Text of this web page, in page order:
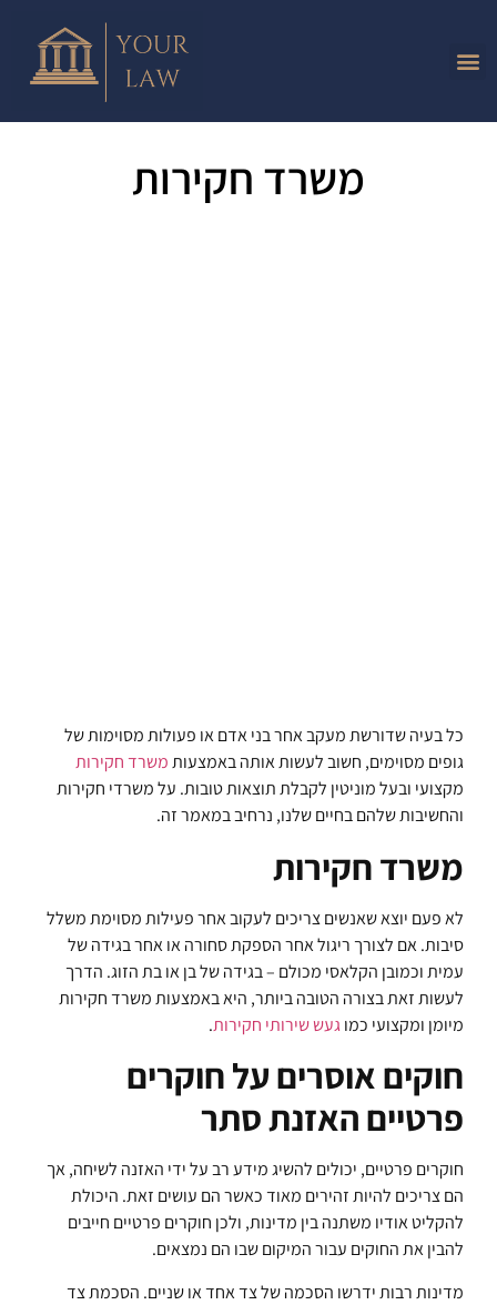
משרד חקירות
כל בעיה שדורשת מעקב אחר בני אדם או פעולות מסוימות של
גופים מסוימים, חשוב לעשות אותה באמצעותמשרד חקירות
מקצועי ובעל מוניטין לקבלת תוצאות טובות. על משרדי חקירות
והחשיבות שלהם בחיים שלנו, נרחיב במאמר זה.
משרד חקירות
לא פעם יוצא שאנשים צריכים לעקוב אחר פעילות מסוימת משלל
סיבות. אם לצורך ריגול אחר הספקת סחורה או אחר בגידה של
עמית וכמובן הקלאסי מכולם – בגידה של בן או בת הזוג. הדרך
לעשות זאת בצורה הטובה ביותר, היא באמצעות משרד חקירות
מיומן ומקצועי כמוגעש שירותי חקירות.
חוקים אוסרים על חוקרים
פרטיים האזנת סתר
חוקרים פרטיים, יכולים להשיג מידע רב על ידי האזנה לשיחה, אך
הם צריכים להיות זהירים מאוד כאשר הם עושים זאת. היכולת
להקליט אודיו משתנה בין מדינות, ולכן חוקרים פרטיים חייבים
להבין את החוקים עבור המיקום שבו הם נמצאים.
מדינות רבות ידרשו הסכמה של צד אחד או שניים. הסכמת צד